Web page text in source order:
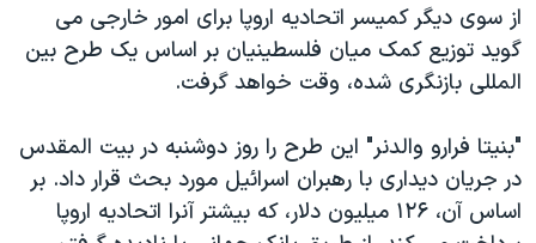
از سوی ديگر کميسر اتحاديه اروپا برای امور خارجی می
گويد توزيع کمک ميان فلسطينيان بر اساس يک طرح بين
المللی بازنگری شده، وقت خواهد گرفت.
"بنيتا فرارو والدنر" اين طرح را روز دوشنبه در بيت المقدس
در جريان ديداری با رهبران اسرائيل مورد بحث قرار داد. بر
اساس آن، ۱۲۶ ميليون دلار، که بيشتر آنرا اتحاديه اروپا